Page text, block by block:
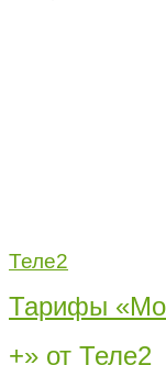
Теле2
Тарифы
+» от Теле2